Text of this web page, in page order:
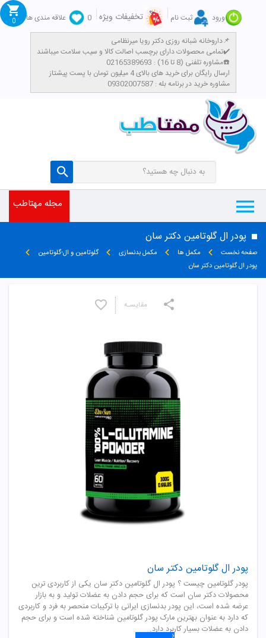
ورود ثبت نام تخفیفات ویژه 0
علاقه مندی ها
داروخانه شبانه روزی دکتر رویا میرنظامی📌
تمامی محصولات دارای برچسب اصالت کالا و سیب سلامت میباشند✔️
مشاوره تلفنی (8 تا 16) : 02165389693☎️
​ارسال رایگان برای خرید های بالای 4 میلیون تومان با پست پیشتاز
مشاوره خرید در برنامه بله : 09302007587
0
مجله مهتاطب
پودر ال گلوتامین دکتر سان
صفحه نخست مکمل ها مکمل بدنسازی
گلوتامین و ال-گلوتامین
پودر ال گلوتامین دکتر سان
پودر ال گلوتامین دکتر سان
پودر گلوتامین چیست ؟ پودر ال گلوتامین دکتر سان یکی از کاربردی ترین
محصولات دکتر سان است که برای حجم دادن به عضلات تولید و به بازار
عرضه شده است، این پودر بدنسازی ایرانی با ترکیبات منحصر به فرد و کاربردی
که دارد به عنوان بهترین مارک پودر گلوتامین شناخته شده است و برای حجم
دادن به عضلات بسیار کاربرد دارد.
مقایسـه